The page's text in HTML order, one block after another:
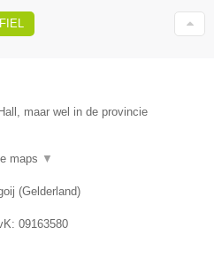
maar wel in de provincie
maps ▼
(Gelderland)
09163580